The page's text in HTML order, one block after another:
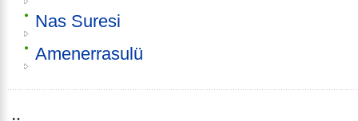
Nas Suresi
Amenerrasulü